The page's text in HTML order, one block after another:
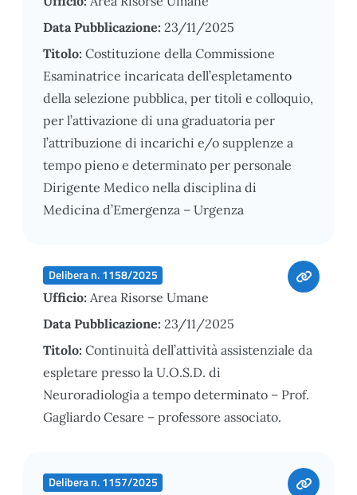
Data Pubblicazione: 23/11/2025
Titolo: Costituzione della Commissione
Esaminatrice incaricata dell’espletamento
della selezione pubblica, per titoli e colloquio,
per l’attivazione di una graduatoria per
l’attribuzione di incarichi e/o supplenze a
tempo pieno e determinato per personale
Dirigente Medico nella disciplina di
Medicina d’Emergenza – Urgenza
Delibera n. 1158/2025
Ufficio: Area Risorse Umane
Data Pubblicazione: 23/11/2025
Titolo: Continuità dell’attività assistenziale da
espletare presso la U.O.S.D. di
Neuroradiologia a tempo determinato – Prof.
Gagliardo Cesare – professore associato.
Delibera n. 1157/2025